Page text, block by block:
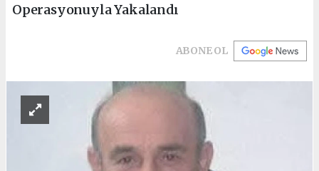
Operasyonuyla Yakalandı
ABONE OL